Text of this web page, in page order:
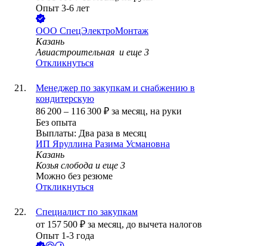
Опыт 3-6 лет
ООО СпецЭлектроМонтаж
Казань
Авиастроительная и еще 3
Откликнуться
Менеджер по закупкам и снабжению в
кондитерскую
86 200 – 116 300 ₽ за месяц, на руки
Без опыта
Выплаты: Два раза в месяц
ИП Яруллина Разима Усмановна
Казань
Козья слобода и еще 3
Можно без резюме
Откликнуться
Специалист по закупкам
от 157 500 ₽ за месяц, до вычета налогов
Опыт 1-3 года